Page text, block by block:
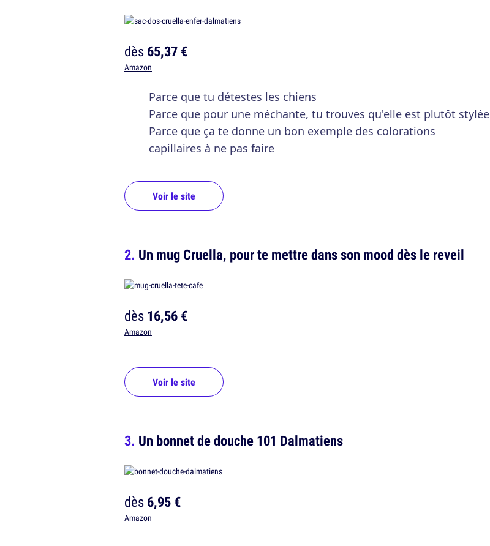
dès65,37 €
Amazon
Parce que tu détestes les chiens
Parce que pour une méchante, tu trouves qu'elle est plutôt stylée
Parce que ça te donne un bon exemple des colorations
capillaires à ne pas faire
Voir le site
Un mug Cruella, pour te mettre dans son mood dès le reveil
dès16,56 €
Amazon
Voir le site
Un bonnet de douche 101 Dalmatiens
dès6,95 €
Amazon